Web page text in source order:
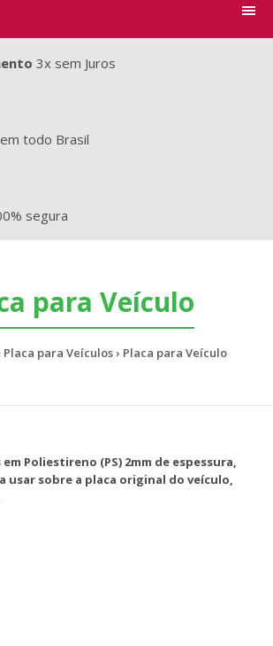
3x sem Juros
em todo Brasil
segura
para Veículo
Placa para Veículos Placa para Veículo
Poliestireno (PS) 2mm de espessura,
usar sobre a placa original do veículo,